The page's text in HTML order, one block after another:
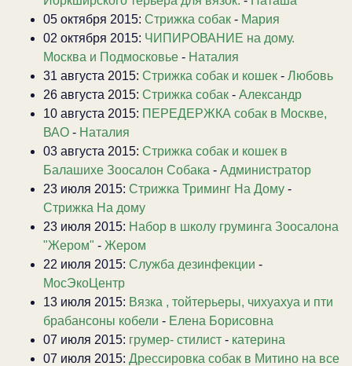
05 октября 2015: Стрижка собак - Мария
02 октября 2015: ЧИПИРОВАНИЕ на дому.
Москва и Подмосковье - Наталия
31 августа 2015: Стрижка собак и кошек - Любовь
26 августа 2015: Стрижка собак - Александр
10 августа 2015: ПЕРЕДЕРЖКА собак в Москве,
ВАО - Наталия
03 августа 2015: Стрижка собак и кошек в
Балашихе Зоосалон Собака - Администратор
23 июля 2015: Стрижка Триминг На Дому -
Стрижка На дому
23 июля 2015: Набор в школу груминга Зоосалона
"Жером" - Жером
22 июля 2015: Служба дезинфекции -
МосЭкоЦентр
13 июля 2015: Вязка , тойтерьеры, чихуахуа и пти
брабансоны кобели - Елена Борисовна
07 июля 2015: грумер- стилист - катерина
07 июля 2015: Дрессировка собак в Митино на все